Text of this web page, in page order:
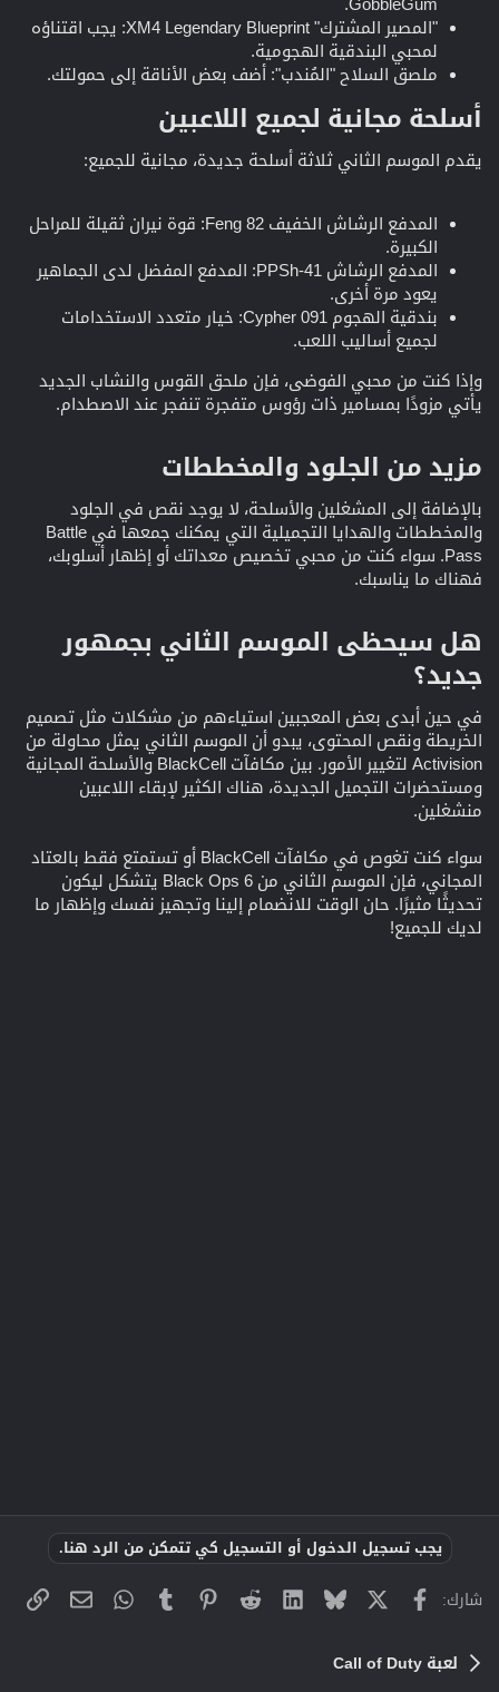
"المصير المشترك" XM4 Legendary Blueprint: يجب اقتناؤه
لمحبي البندقية الهجومية.
ملصق السلاح "المُندب": أضف بعض الأناقة إلى حمولتك.
أسلحة مجانية لجميع اللاعبين​
يقدم الموسم الثاني ثلاثة أسلحة جديدة، مجانية للجميع:
المدفع الرشاش الخفيف Feng 82: قوة نيران ثقيلة للمراحل
الكبيرة.
المدفع الرشاش PPSh-41: المدفع المفضل لدى الجماهير
يعود مرة أخرى.
بندقية الهجوم Cypher 091: خيار متعدد الاستخدامات
لجميع أساليب اللعب.
وإذا كنت من محبي الفوضى، فإن ملحق القوس والنشاب الجديد
يأتي مزودًا بمسامير ذات رؤوس متفجرة تنفجر عند الاصطدام.
مزيد من الجلود والمخططات​
بالإضافة إلى المشغلين والأسلحة، لا يوجد نقص في الجلود
والمخططات والهدايا التجميلية التي يمكنك جمعها في Battle
Pass. سواء كنت من محبي تخصيص معداتك أو إظهار أسلوبك،
فهناك ما يناسبك.
هل سيحظى الموسم الثاني بجمهور
جديد؟​
في حين أبدى بعض المعجبين استياءهم من مشكلات مثل تصميم
الخريطة ونقص المحتوى، يبدو أن الموسم الثاني يمثل محاولة من
Activision لتغيير الأمور. بين مكافآت BlackCell والأسلحة المجانية
ومستحضرات التجميل الجديدة، هناك الكثير لإبقاء اللاعبين
منشغلين.
سواء كنت تغوص في مكافآت BlackCell أو تستمتع فقط بالعتاد
المجاني، فإن الموسم الثاني من Black Ops 6 يتشكل ليكون
تحديثًا مثيرًا. حان الوقت للانضمام إلينا وتجهيز نفسك وإظهار ما
لديك للجميع!
يجب تسجيل الدخول أو التسجيل كي تتمكن من الرد هنا.
شارك: فيسبوك Bluesky
LinkedIn
Reddit
Pinterest
Tumblr
WhatsApp
البريد
لعبة Call of Duty